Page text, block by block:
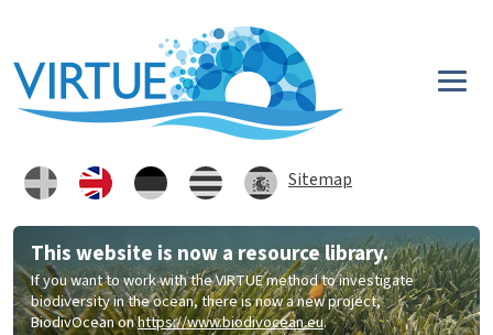
Sitemap
This website is now a resource library.
If you want to work with the VIRTUE method to investigate
biodiversity in the ocean, there is now a new project,
BiodivOcean onhttps://www.biodivocean.eu.